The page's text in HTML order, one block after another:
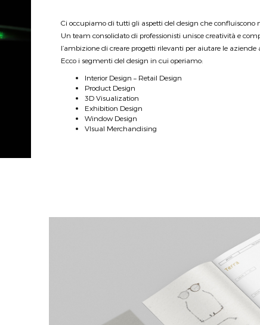
Ci occupiamo di tutti gli aspetti del design che confluiscono
Un team consolidato di professionisti unisce creatività e
l’ambizione di creare progetti rilevanti per aiutare le aziende
Ecco i segmenti del design in cui operiamo:
Interior Design – Retail Design
Product Design
3D Visualization
Exhibition Design
Window Design
VIsual Merchandising